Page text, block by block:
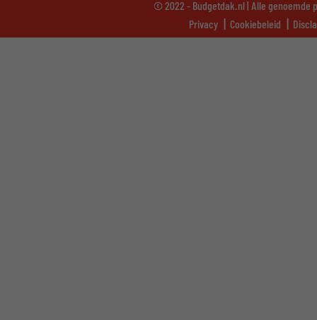
© 2022 - Budgetdak.nl | Alle genoemde
Privacy
Cookiebeleid